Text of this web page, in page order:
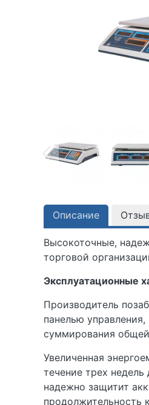
Описание
Высокоточные,
торговой
Эксплуатационные
Производитель
панелью
суммирования
Увеличенная
течение трех
надежно защитит
продолжительность